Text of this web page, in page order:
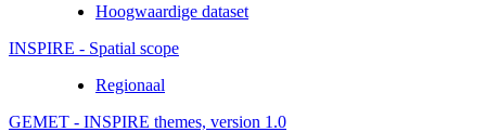
Hoogwaardige dataset
INSPIRE - Spatial scope
Regionaal
GEMET - INSPIRE themes, version 1.0